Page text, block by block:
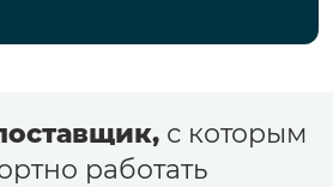
с которым
работать